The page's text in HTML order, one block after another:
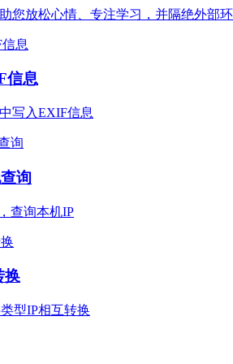
您放松心情、专注学习，并隔绝外部环
信息
写入EXIF信息
询
查询本机IP
换
型IP相互转换